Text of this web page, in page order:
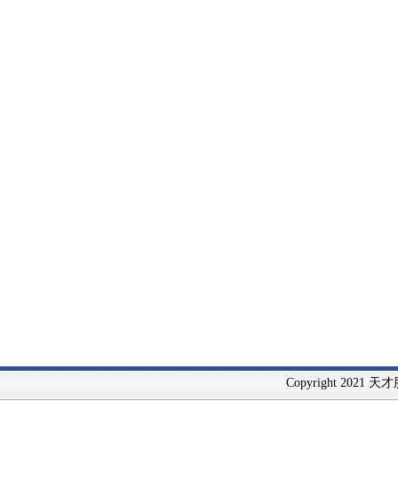
Copyright 2021 天